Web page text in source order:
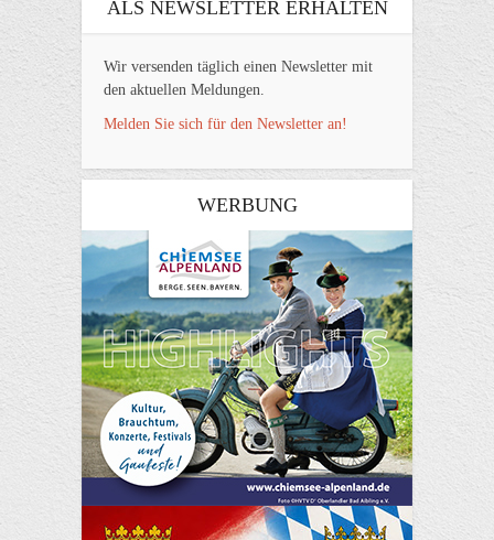
ALS NEWSLETTER ERHALTEN
Wir versenden täglich einen Newsletter mit
den aktuellen Meldungen.
Melden Sie sich für den Newsletter an!
WERBUNG